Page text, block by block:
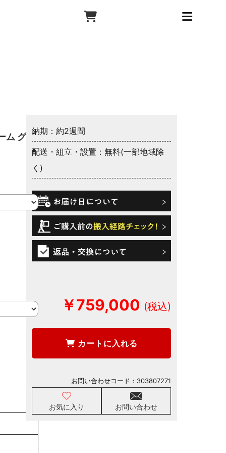
ム グラ
納期：約2週間
配送・組立・設置：無料(一部地域除
く)
￥759,000
カートに入れる
お気に入り お問い合わせ
お問い合わせコード： 303807271